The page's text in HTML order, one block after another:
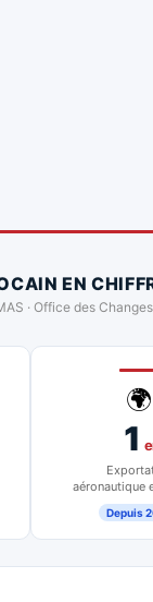
EN
· Office des Changes
🌍
1
aéronautique
Depuis